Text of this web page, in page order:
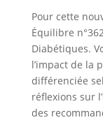
Pour cette
Équilibre
Diabétiques.
l’impact de la
différenciée
réflexions sur
des